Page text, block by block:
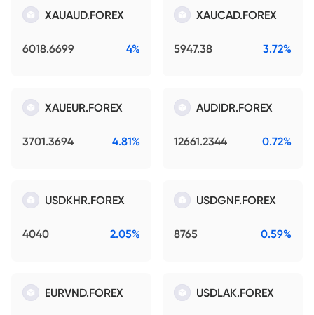
XAUAUD.FOREX
6018.6699 4%
XAUCAD.FOREX
5947.38 3.72%
XAUEUR.FOREX
3701.3694 4.81%
AUDIDR.FOREX
12661.2344 0.72%
USDKHR.FOREX
4040 2.05%
USDGNF.FOREX
8765 0.59%
EURVND.FOREX USDLAK.FOREX